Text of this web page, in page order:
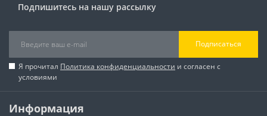
Подпишитесь на нашу рассылку
Подписаться
Я прочитал Политика конфиденциальности и согласен с
условиями
Информация